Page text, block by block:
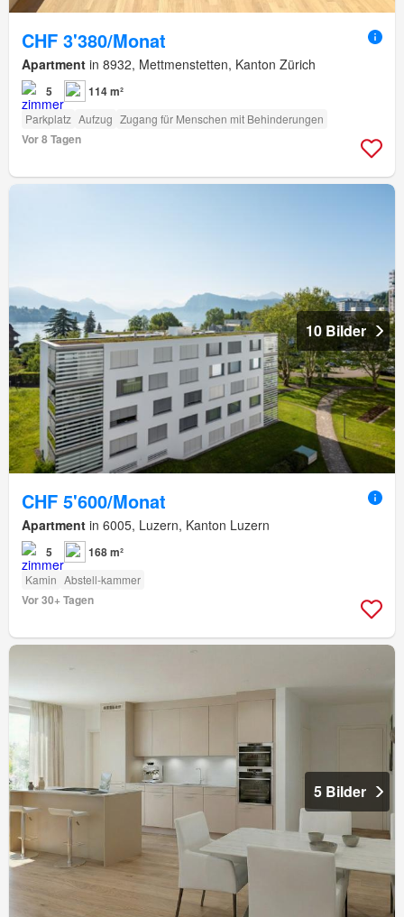
CHF 3'380/Monat
Apartment in 8932, Mettmenstetten, Kanton Zürich
5 114 m²
Parkplatz Aufzug Zugang für Menschen mit Behinderungen
Vor 8 Tagen
10 Bilder
CHF 5'600/Monat
Apartment in 6005, Luzern, Kanton Luzern
5 168 m²
Kamin Abstell-kammer
Vor 30+ Tagen
5 Bilder